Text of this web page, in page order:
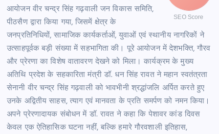
SEO Score
आयोजन वीर चन्द्र सिंह गढ़वाली जन विकास समिति,
पीठसैण द्वारा किया गया, जिसमें क्षेत्र के
जनप्रतिनिधियों, सामाजिक कार्यकर्ताओं, युवाओं एवं स्थानीय नागरिकों ने
उत्साहपूर्वक बड़ी संख्या में सहभागिता की। पूरे आयोजन में देशभक्ति, गौरव
और प्रेरणा का विशेष वातावरण देखने को मिला। कार्यक्रम के मुख्य
अतिथि प्रदेश के सहकारिता मंत्री डॉ. धन सिंह रावत ने महान स्वतंत्रता
सेनानी वीर चन्द्र सिंह गढ़वाली को भावभीनी श्रद्धांजलि अर्पित करते हुए
उनके अद्वितीय साहस, त्याग एवं मानवता के प्रति समर्पण को नमन किया।
अपने प्रेरणादायक संबोधन में डॉ. रावत ने कहा कि पेशावर कांड दिवस
केवल एक ऐतिहासिक घटना नहीं, बल्कि हमारे गौरवशाली इतिहास,